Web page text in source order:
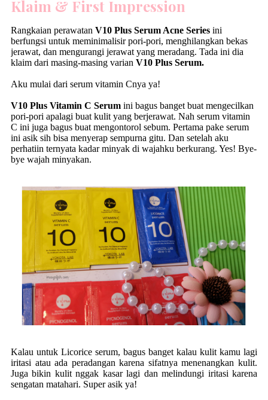
Klaim & First Impression
Rangkaian perawatan V10 Plus Serum Acne Seriesini
berfungsi untuk meminimalisir pori-pori, menghilangkan bekas
jerawat, dan mengurangi jerawat yang meradang. Tada ini dia
klaim dari masing-masing varian V10 Plus Serum.
Aku mulai dari serum vitamin Cnya ya!
V10 Plus Vitamin C Serum ini bagus banget buat mengecilkan
pori-pori apalagi buat kulit yang berjerawat. Nah serum vitamin
C ini juga bagus buat mengontorol sebum. Pertama pake serum
ini asik sih bisa menyerap sempurna gitu. Dan setelah aku
perhatiin ternyata kadar minyak di wajahku berkurang. Yes! Bye-
bye wajah minyakan.
Kalau untuk Licorice serum, bagus banget kalau kulit kamu lagi
iritasi atau ada peradangan karena sifatnya menenangkan kulit.
Juga bikin kulit nggak kasar lagi dan melindungi iritasi karena
sengatan matahari. Super asik ya!